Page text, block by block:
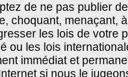
de ne pas publier
choquant, menaçant,
les lois de votre
ou les lois
immédiat et
si nous le